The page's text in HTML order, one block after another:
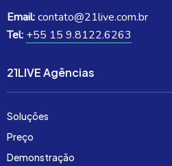
Email:contato@21live.com.br
Tel: +55 15 9.8122.6263
21LIVE Agências
Soluções
Preço
Demonstração